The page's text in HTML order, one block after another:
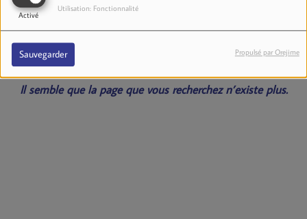
Activé
Utilisation: Fonctionnalité
Sauvegarder Propulsé par Orejime
Oups, vous avez rencontré
Il semble que la page que vous recherchez n’existe plus.